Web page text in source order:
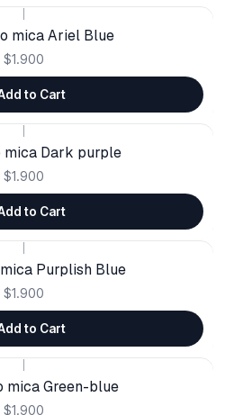
mica Ariel Blue
$1.900
to Cart
mica Dark purple
$1.900
to Cart
Purplish Blue
$1.900
to Cart
mica Green-blue
$1.900